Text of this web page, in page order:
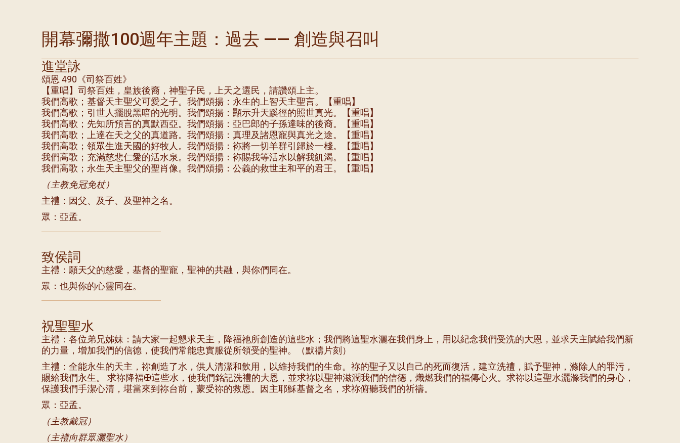
開幕彌撒100週年主題：過去 —— 創造與召叫
進堂詠
頌恩 490《司祭百姓》
【重唱】司祭百姓，皇族後裔，神聖子民，上天之選民，請讚頌上主。
我們高歌；基督天主聖父可愛之子。我們頌揚：永生的上智天主聖言。【重唱】
我們高歌；引世人擺脫黑暗的光明。我們頌揚：顯示升天蹊徑的照世真光。【重唱】
我們高歌；先知所預言的真默西亞。我們頌揚：亞巴郎的子孫達味的後裔。【重唱】
我們高歌；上達在天之父的真道路。我們頌揚：真理及諸恩寵與真光之途。【重唱】
我們高歌；領眾生進天國的好牧人。我們頌揚：袮將一切羊群引歸於一棧。【重唱】
我們高歌；充滿慈悲仁愛的活水泉。我們頌揚：袮賜我等活水以解我飢渴。【重唱】
我們高歌；永生天主聖父的聖肖像。我們頌揚：公義的救世主和平的君王。【重唱】
（主教免冠免杖）
主禮：因父、及子、及聖神之名。
眾：亞孟。
致侯詞
主禮：願天父的慈愛，基督的聖寵，聖神的共融，與你們同在。
眾：也與你的心靈同在。
祝聖聖水
主禮：各位弟兄姊妹：請大家一起懇求天主，降福祂所創造的這些水；我們將這聖水灑在我們身上，用以紀念我們受洗的大恩，並求天主賦給我們新
的力量，增加我們的信德，使我們常能忠實服從所領受的聖神。（默禱片刻）
主禮：全能永生的天主，祢創造了水，供人清潔和飲用，以維持我們的生命。祢的聖子又以自己的死而復活，建立洗禮，賦予聖神，滌除人的罪污，
賜給我們永生。 求祢降福✠這些水，使我們銘記洗禮的大恩，並求祢以聖神滋潤我們的信德，熾燃我們的福傳心火。求祢以這聖水灑滌我們的身心，
保護我們手潔心清，堪當來到祢台前，蒙受祢的救恩。因主耶穌基督之名，求祢俯聽我們的祈禱。
眾：亞孟。
（主教戴冠）
（主禮向群眾灑聖水）